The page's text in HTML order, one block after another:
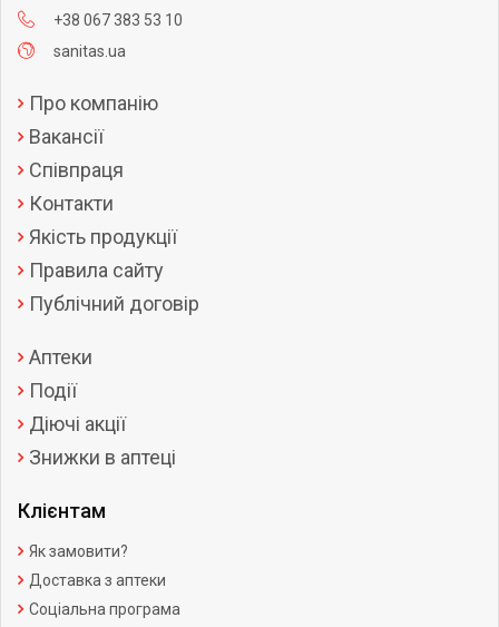
+38 067 383 53 10
sanitas.ua
Про компанію
Вакансії
Співпраця
Контакти
Якість продукції
Правила сайту
Публічний договір
Аптеки
Події
Діючі акції
Знижки в аптеці
Клієнтам
Як замовити?
Доставка з аптеки
Соціальна програма